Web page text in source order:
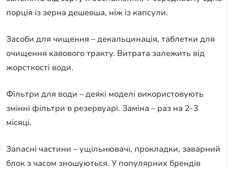
порція із зерна дешевша, ніж із капсули.
Засоби для чищення – декальцинація, таблетки для
очищення кавового тракту. Витрата залежить від
жорсткості води.
Фільтри для води – деякі моделі використовують
змінні фільтри в резервуарі. Заміна – раз на 2-3
місяці.
Запасні частини – ущільнювачі, прокладки, заварний
блок з часом зношуються. У популярних брендів